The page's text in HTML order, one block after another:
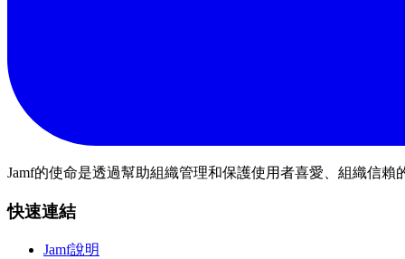
Jamf的使命是透過幫助組織管理和保護使用者喜愛、組織信賴
快速連結
Jamf說明